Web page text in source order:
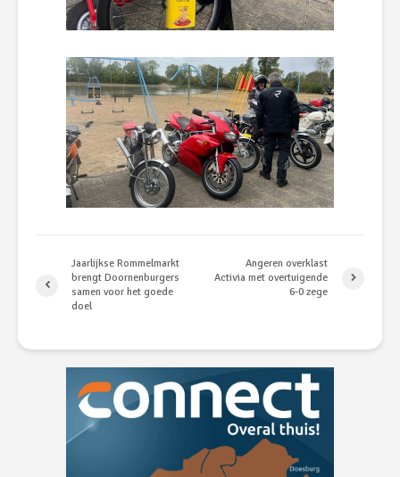
Jaarlijkse Rommelmarkt
brengt Doornenburgers
samen voor het goede
doel
Angeren overklast
Activia met overtuigende
6-0 zege